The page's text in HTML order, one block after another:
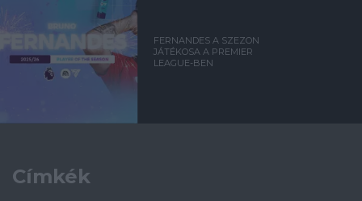
FERNANDES A SZEZON
JÁTÉKOSA A PREMIER
LEAGUE-BEN
Címkék